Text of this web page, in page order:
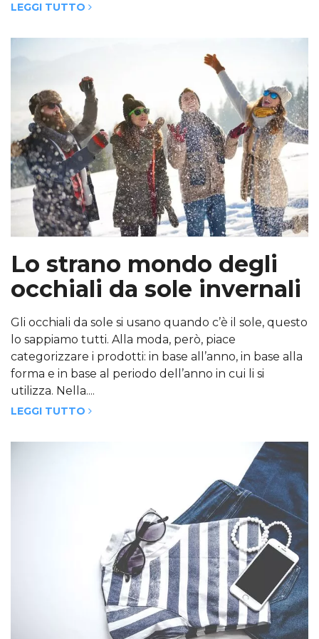
LEGGI TUTTO
Lo strano mondo degli
occhiali da sole invernali
Gli occhiali da sole si usano quando c’è il sole, questo
lo sappiamo tutti. Alla moda, però, piace
categorizzare i prodotti: in base all’anno, in base alla
forma e in base al periodo dell’anno in cui li si
utilizza. Nella....
LEGGI TUTTO